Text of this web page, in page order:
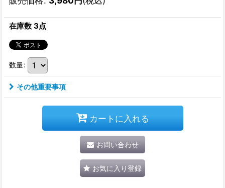
在庫数 3点
数量:
その他重要事項
カートに入れる
お問い合わせ
お気に入り登録